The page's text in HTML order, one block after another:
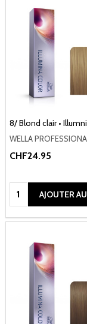
8/ Blond clair •
WELLA
CHF24.95
Quantité:AJOUTER